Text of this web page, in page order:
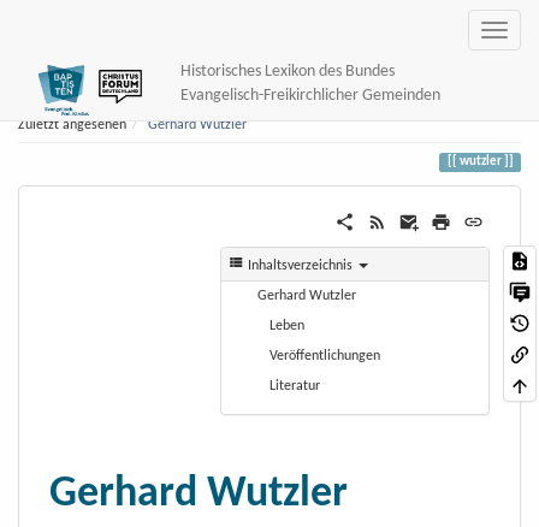
Historisches Lexikon des Bundes
Evangelisch-Freikirchlicher Gemeinden
Zuletzt angesehen Gerhard Wutzler
wutzler
Inhaltsverzeichnis
Gerhard Wutzler
Leben
Veröffentlichungen
Literatur
Gerhard Wutzler